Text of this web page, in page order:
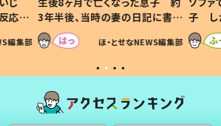
3年半後、当時の妻の日記に書い
てあった本音とは
ほ・とせなNEWS編集部
子 しかしよく
すべてを察し
いから許す！」